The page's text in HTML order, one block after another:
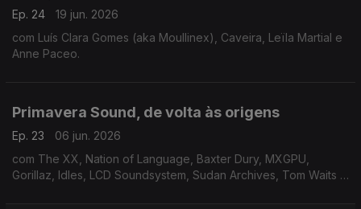
Ep. 24
19 jun. 2026
com Luís Clara Gomes (aka Moullinex), Caveira, Leïla Martial e
Anne Paceo.
Primavera Sound, de volta às origens
Ep. 23
06 jun. 2026
com The XX, Nation of Language, Baxter Dury, MXGPU,
Gorillaz, Idles, LCD Soundsystem, Sudan Archives, Tom Waits e